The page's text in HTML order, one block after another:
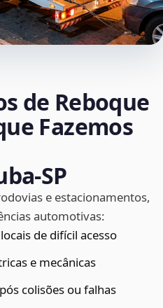
de Reboque
Fazemos
e estacionamentos,
automotivas:
de difícil acesso
e mecânicas
colisões ou falhas